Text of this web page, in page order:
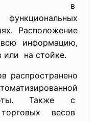
в
Расположение
информацию,
или на стойке.
распространено
Также с
весов